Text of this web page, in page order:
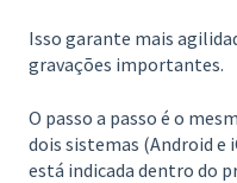
Isso garante mais
gravações importantes.
O passo a passo é o
dois sistemas (Android e
está indicada dentro do